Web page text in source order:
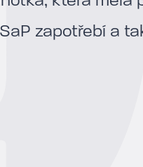
zapotřebí a